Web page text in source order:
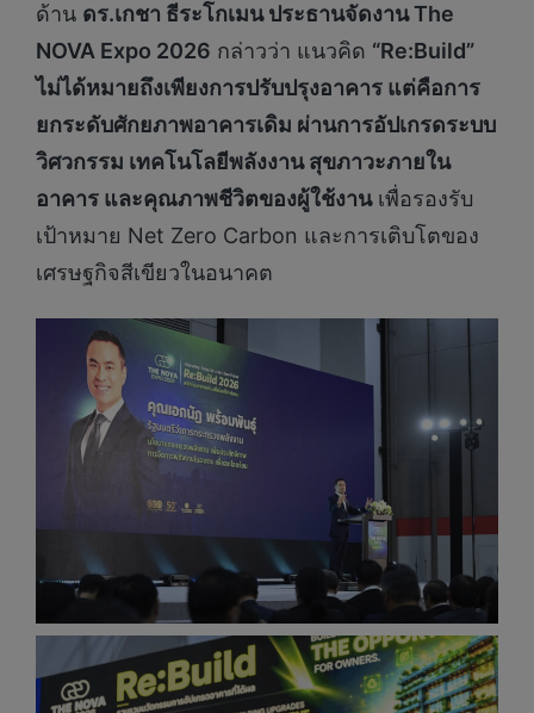
ด้าน ดร.เกชา ธีระโกเมน ประธานจัดงานThe
NOVA Expo 2026 กล่าวว่า แนวคิด “Re:Build”
ไม่ได้หมายถึงเพียงการปรับปรุงอาคาร แต่คือการ
ยกระดับศักยภาพอาคารเดิม ผ่านการอัปเกรดระบบ
วิศวกรรม เทคโนโลยีพลังงาน สุขภาวะภายใน
อาคาร และคุณภาพชีวิตของผู้ใช้งานเพื่อรองรับ
เป้าหมาย Net Zero Carbon และการเติบโตของ
เศรษฐกิจสีเขียวในอนาคต